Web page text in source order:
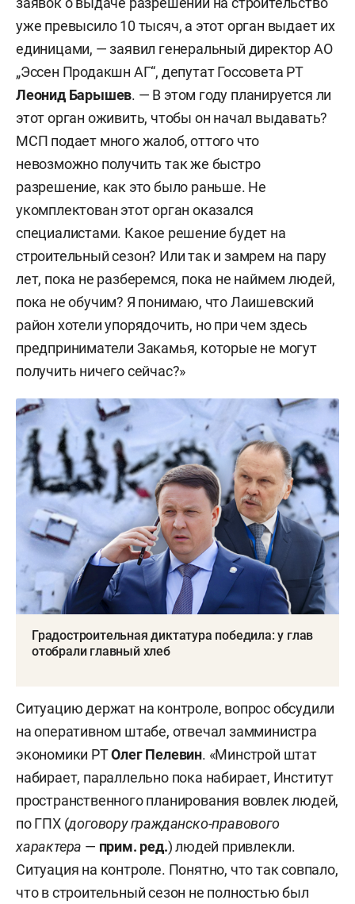
уже превысило 10 тысяч, а этот орган выдает их
единицами, — заявил генеральный директор АО
„Эссен Продакшн АГ“, депутат Госсовета РТ
Леонид Барышев. — В этом году планируется ли
этот орган оживить, чтобы он начал выдавать?
МСП подает много жалоб, оттого что
невозможно получить так же быстро
разрешение, как это было раньше. Не
укомплектован этот орган оказался
специалистами. Какое решение будет на
строительный сезон? Или так и замрем на пару
лет, пока не разберемся, пока не наймем людей,
пока не обучим? Я понимаю, что Лаишевский
район хотели упорядочить, но при чем здесь
предприниматели Закамья, которые не могут
получить ничего сейчас?»
Градостроительная диктатура победила: у глав
отобрали главный хлеб
Ситуацию держат на контроле, вопрос обсудили
на оперативном штабе, отвечал замминистра
экономики РТОлег Пелевин. «Минстрой штат
набирает, параллельно пока набирает, Институт
пространственного планирования вовлек людей,
по ГПХ (договору гражданско-правового
характера — прим. ред.) людей привлекли.
Ситуация на контроле. Понятно, что так совпало,
что в строительный сезон не полностью был